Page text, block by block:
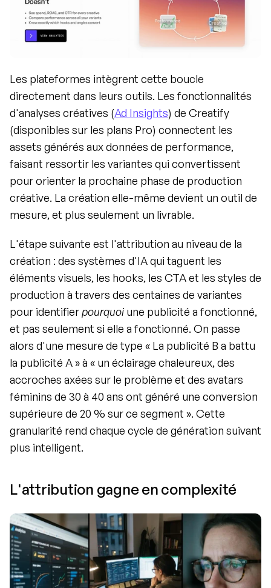
Les plateformes intègrent cette boucle
directement dans leurs outils. Les fonctionnalités
d'analyses créatives (Ad Insights) de Creatify
(disponibles sur les plans Pro) connectent les
assets générés aux données de performance,
faisant ressortir les variantes qui convertissent
pour orienter la prochaine phase de production
créative. La création elle-même devient un outil de
mesure, et plus seulement un livrable.
L'étape suivante est l'attribution au niveau de la
création : des systèmes d'IA qui taguent les
éléments visuels, les hooks, les CTA et les styles de
production à travers des centaines de variantes
pour identifier pourquoi une publicité a fonctionné,
et pas seulement si elle a fonctionné. On passe
alors d'une mesure de type « La publicité B a battu
la publicité A » à « un éclairage chaleureux, des
accroches axées sur le problème et des avatars
féminins de 30 à 40 ans ont généré une conversion
supérieure de 20 % sur ce segment ». Cette
granularité rend chaque cycle de génération suivant
plus intelligent.
L'attribution gagne en complexité